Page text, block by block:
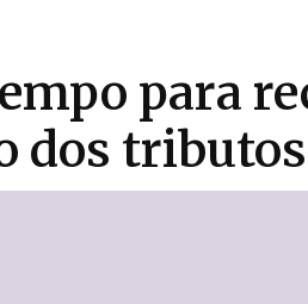
para
dos tributos